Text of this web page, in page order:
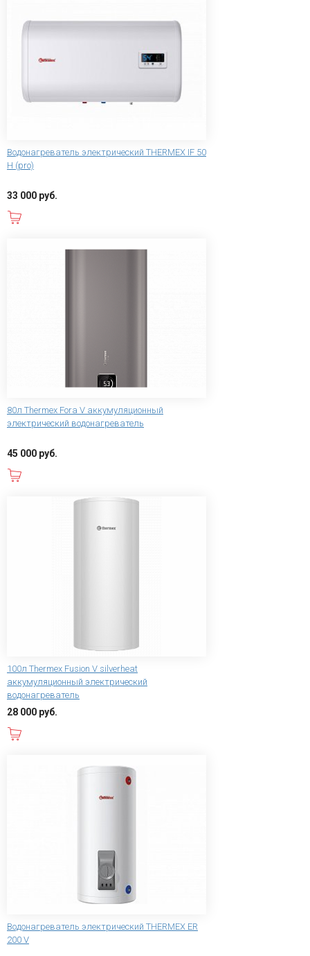
Водонагреватель электрический THERMEX IF 50
H (pro)
33 000 руб.
80л Thermex Fora V аккумуляционный
электрический водонагреватель
45 000 руб.
100л Thermex Fusion V silverheat
аккумуляционный электрический
водонагреватель
28 000 руб.
Водонагреватель электрический THERMEX ER
200 V